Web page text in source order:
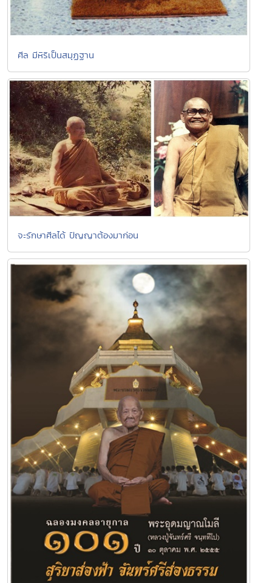
ศีล มีหิริเป็นสมุฏฐาน
จะรักษาศีลได้ ปัญญาต้องมาก่อน